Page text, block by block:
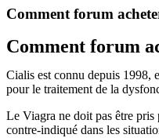
Comment forum
Comment forum
Cialis est connu depuis 1998,
pour le traitement de la
Le Viagra ne doit pas être pris
contre-indiqué dans les